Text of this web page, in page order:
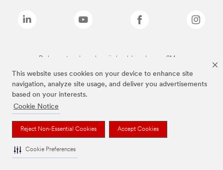
This website uses cookies on your device to enhance site
navigation, analyze site usage, and deliver you advertisements
based on your interests.
Cookie Notice
Reject Non-Essential Cookies Accept Cookies
Cookie Preferences
De bovenstaande merken zijn handelsmerken van 3M.we